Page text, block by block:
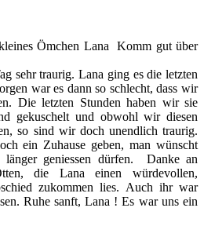
Ömchen Lana
Komm gut über
sehr traurig. Lana ging es die letzten
war es dann so schlecht, dass wir
Die letzten Stunden haben wir sie
gekuschelt und obwohl wir diesen
so sind wir doch unendlich traurig.
ein Zuhause geben, man wünscht
länger geniessen dürfen. Danke an
die Lana einen würdevollen,
zukommen lies. Auch ihr war
Ruhe sanft, Lana ! Es war uns ein